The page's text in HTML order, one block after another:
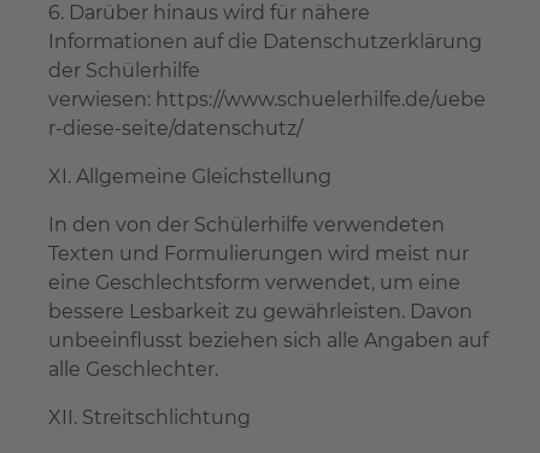
6. Darüber hinaus wird für nähere
Informationen auf die Datenschutzerklärung
der Schülerhilfe
verwiesen: https://www.schuelerhilfe.de/uebe
r-diese-seite/datenschutz/
XI. Allgemeine Gleichstellung
In den von der Schülerhilfe verwendeten
Texten und Formulierungen wird meist nur
eine Geschlechtsform verwendet, um eine
bessere Lesbarkeit zu gewährleisten. Davon
unbeeinflusst beziehen sich alle Angaben auf
alle Geschlechter.
XII. Streitschlichtung